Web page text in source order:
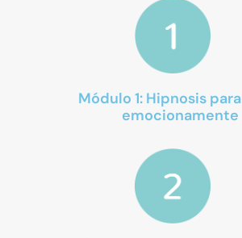
Módulo 1: Hipnosis
emocionamente